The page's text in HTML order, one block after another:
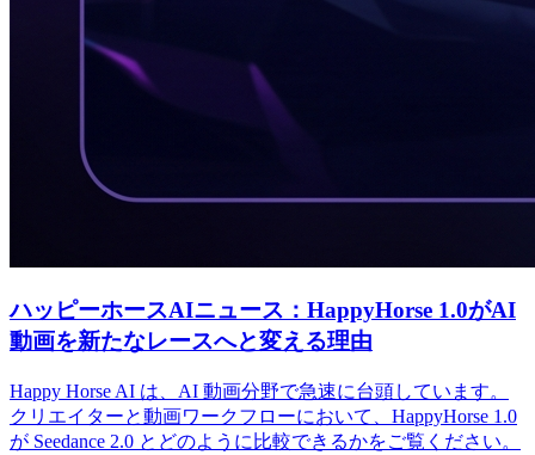
ハッピーホースAIニュース：HappyHorse 1.0がAI
動画を新たなレースへと変える理由
Happy Horse AI は、AI 動画分野で急速に台頭しています。
クリエイターと動画ワークフローにおいて、HappyHorse 1.0
が Seedance 2.0 とどのように比較できるかをご覧ください。